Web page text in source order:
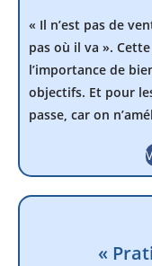
« Il n’est pas de
pas où il va ».
l’importance de
objectifs. Et pour
passe, car on
«